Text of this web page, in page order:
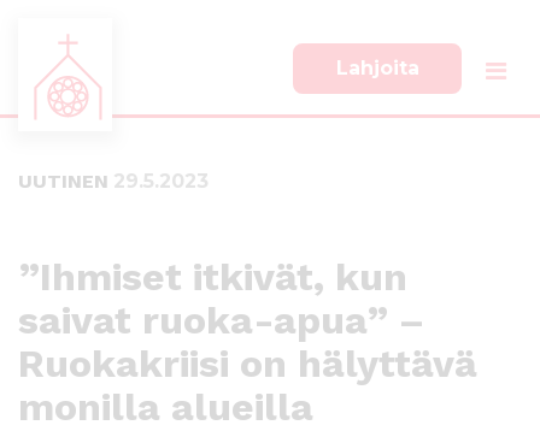
Lahjoita
UUTINEN 29.5.2023
”Ihmiset itkivät, kun
saivat ruoka-apua” –
Ruokakriisi on hälyttävä
monilla alueilla